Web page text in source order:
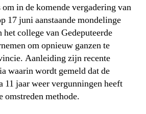
in de komende vergadering van
17 juni aanstaande mondelinge
het college van Gedeputeerde
om opnieuw ganzen te
Aanleiding zijn recente
waarin wordt gemeld dat de
11 jaar weer vergunningen heeft
omstreden methode.